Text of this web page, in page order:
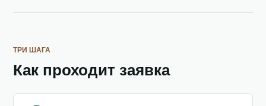
ТРИ ШАГА
Как проходит заявка